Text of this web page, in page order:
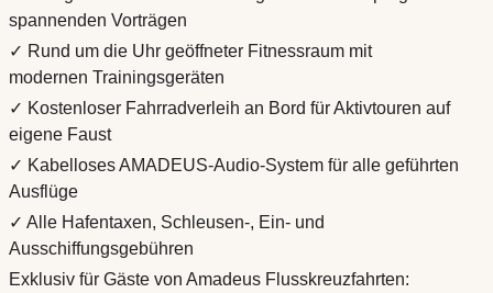
spannenden Vorträgen
✓ Rund um die Uhr geöffneter Fitnessraum mit
modernen Trainingsgeräten
✓ Kostenloser Fahrradverleih an Bord für Aktivtouren auf
eigene Faust
✓ Kabelloses AMADEUS-Audio-System für alle geführten
Ausflüge
✓ Alle Hafentaxen, Schleusen-, Ein- und
Ausschiffungsgebühren
Exklusiv für Gäste von Amadeus Flusskreuzfahrten: